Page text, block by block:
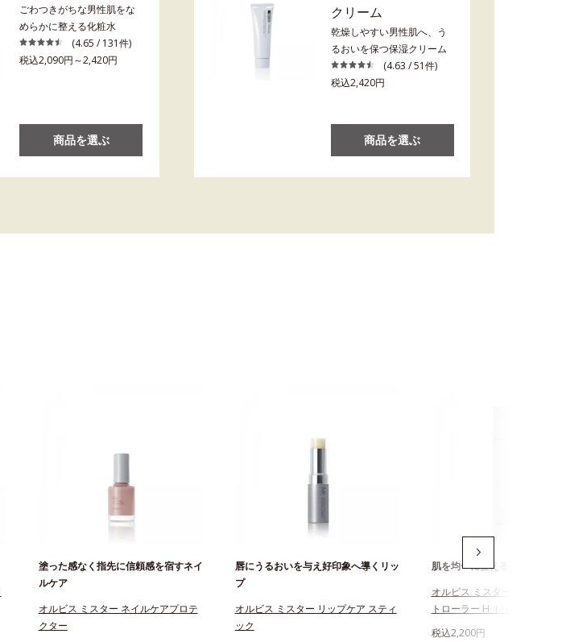
ごわつきがちな男性肌をな
めらかに整える化粧水
(4.65 / 131件)
税込2,090円～2,420円
商品を選ぶ
クリーム
乾燥しやすい男性肌へ、う
るおいを保つ保湿クリーム
(4.63 / 51件)
税込2,420円
商品を選ぶ
塗った感なく指先に信頼感を宿すネイ
ルケア
オルビス ミスター ネイルケアプロテ
クター
唇にうるおいを与え好印象へ導くリッ
プ
オルビス ミスター リップケア スティ
ック
肌を均一に整えるベースカラ
オルビス ミスター ベースカ
トローラー H（ハイカバータ
税込2,200円